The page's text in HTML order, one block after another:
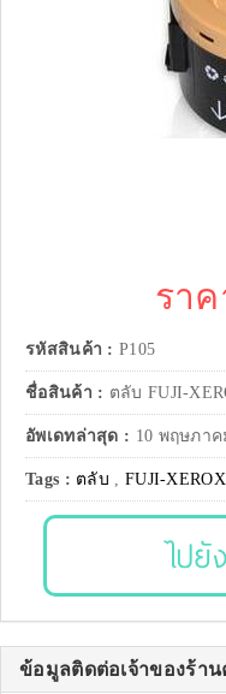
ราค
รหัสสินค้า : P105
ชื่อสินค้า : ตลับ FUJI-
อัพเดทล่าสุด : 10 พฤษภาค
Tags : ตลับ , FUJI-XEROX
ไป
ข้อมูลติดต่อเจ้าของร้า